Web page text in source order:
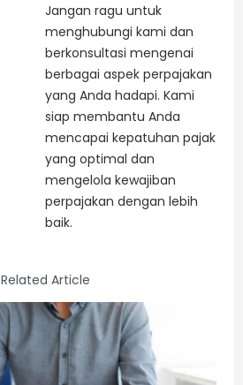
Jangan ragu untuk
menghubungi kami dan
berkonsultasi mengenai
berbagai aspek perpajakan
yang Anda hadapi. Kami
siap membantu Anda
mencapai kepatuhan pajak
yang optimal dan
mengelola kewajiban
perpajakan dengan lebih
baik.
Related Article